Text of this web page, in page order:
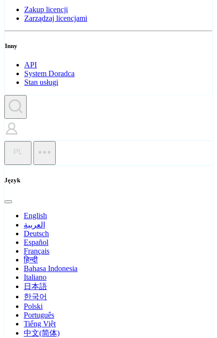
Zakup licencji
Zarządzaj licencjami
Inny
API
System Doradca
Stan usługi
PL
Język
English
العربية
Deutsch
Español
Français
हिन्दी
Bahasa Indonesia
Italiano
日本語
한국어
Polski
Português
Tiếng Việt
中文(简体)